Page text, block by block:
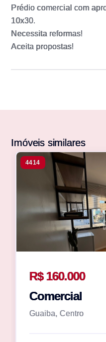
Prédio comercial com
10x30.
Necessita reformas!
Aceita propostas!
Imóveis similares
4414
R$ 160.000
Comercial
Guaiba, Centro